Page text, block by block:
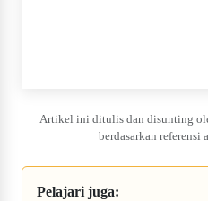
Artikel ini ditulis dan disunting
berdasarkan referensi
Pelajari juga: